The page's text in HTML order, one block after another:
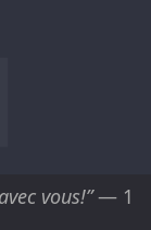
vous!”— 1